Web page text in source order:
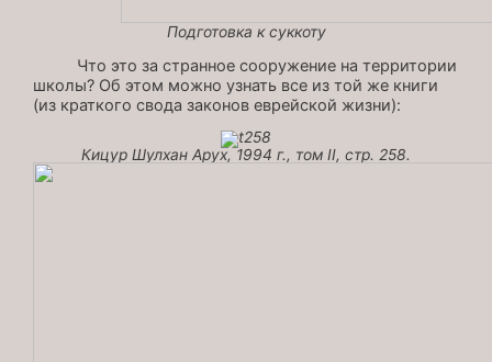
Подготовка к суккоту
Что это за странное сооружение на территории
школы? Об этом можно узнать все из той же книги
(из краткого свода законов еврейской жизни):
Кицур Шулхан Арух, 1994 г., том II, стр. 258.